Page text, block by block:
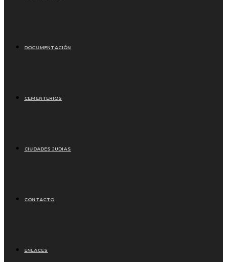
DOCUMENTACIÓN
CEMENTERIOS
CIUDADES JUDIAS
CONTACTO
ENLACES